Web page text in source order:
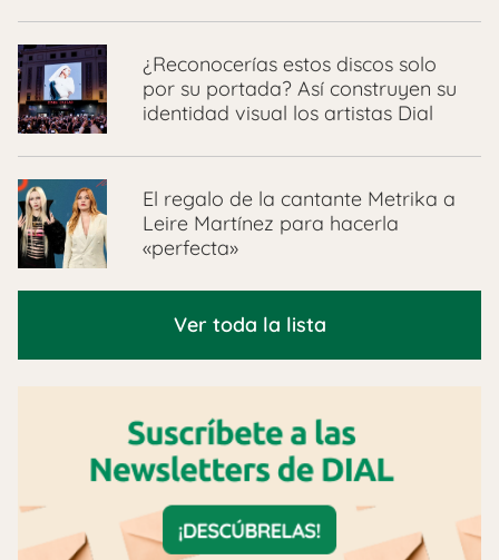
¿Reconocerías estos discos solo
por su portada? Así construyen su
identidad visual los artistas Dial
El regalo de la cantante Metrika a
Leire Martínez para hacerla
«perfecta»
Ver toda la lista